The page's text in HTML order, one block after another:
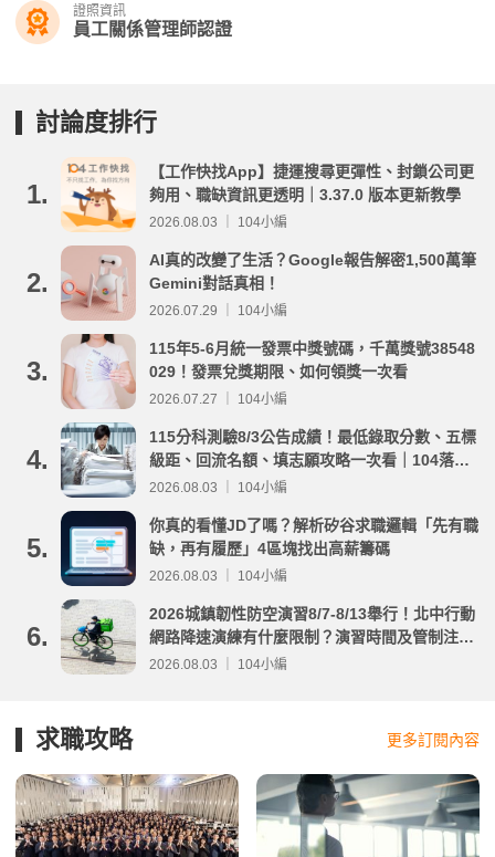
證照資訊
員工關係管理師認證
討論度排行
1.
【工作快找App】捷運搜尋更彈性、封鎖公司更
夠用、職缺資訊更透明｜3.37.0 版本更新教學
2026.08.03 ｜ 104小編
2.
AI真的改變了生活？Google報告解密1,500萬筆
Gemini對話真相！
2026.07.29 ｜ 104小編
3.
115年5-6月統一發票中獎號碼，千萬獎號38548
029！發票兌獎期限、如何領獎一次看
2026.07.27 ｜ 104小編
4.
115分科測驗8/3公告成績！最低錄取分數、五標
級距、回流名額、填志願攻略一次看｜104落點
分析
2026.08.03 ｜ 104小編
5.
你真的看懂JD了嗎？解析矽谷求職邏輯「先有職
缺，再有履歷」4區塊找出高薪籌碼
2026.08.03 ｜ 104小編
6.
2026城鎮韌性防空演習8/7-8/13舉行！北中行動
網路降速演練有什麼限制？演習時間及管制注意
事項整理
2026.08.03 ｜ 104小編
求職攻略 更多訂閱內容